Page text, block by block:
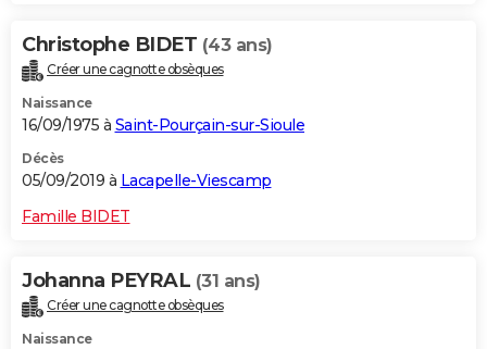
Christophe BIDET (43 ans)
Créer une cagnotte obsèques
Naissance
16/09/1975 à Saint-Pourçain-sur-Sioule
Décès
05/09/2019 à Lacapelle-Viescamp
Famille BIDET
Johanna PEYRAL (31 ans)
Créer une cagnotte obsèques
Naissance